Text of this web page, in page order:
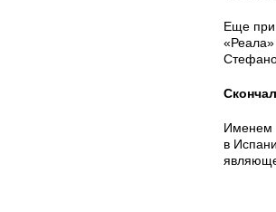
Еще при
Именем
в